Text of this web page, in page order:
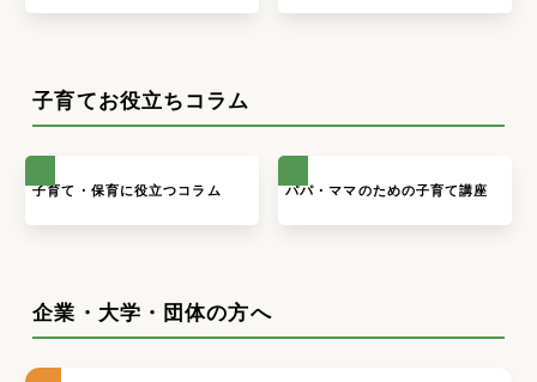
子育てお役立ちコラム
子育て・保育に役立つコラム パパ・ママのための子育て講座
企業・大学・団体の方へ